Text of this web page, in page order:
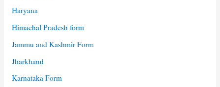
Haryana
Himachal Pradesh form
Jammu and Kashmir Form
Jharkhand
Karnataka Form